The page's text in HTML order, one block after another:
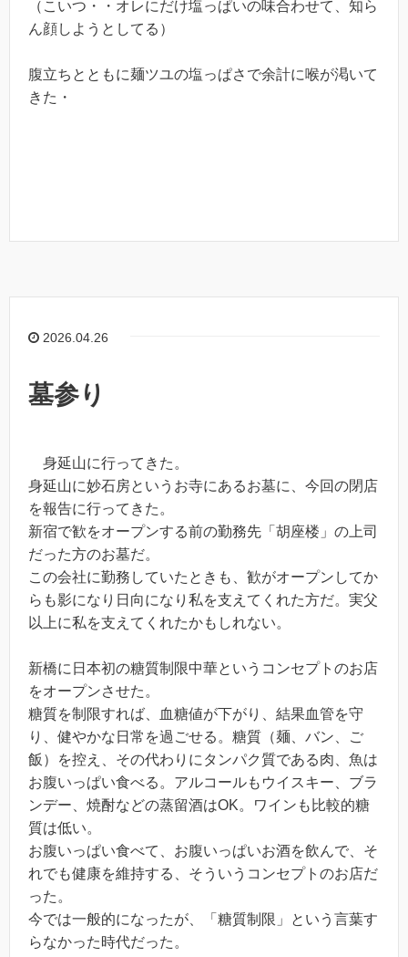
（こいつ・・オレにだけ塩っぱいの味合わせて、知ら
ん顔しようとしてる）
腹立ちとともに麺ツユの塩っぱさで余計に喉が渇いて
きた・
2026.04.26
墓参り
身延山に行ってきた。
身延山に妙石房というお寺にあるお墓に、今回の閉店
を報告に行ってきた。
新宿で歓をオープンする前の勤務先「胡座楼」の上司
だった方のお墓だ。
この会社に勤務していたときも、歓がオープンしてか
らも影になり日向になり私を支えてくれた方だ。実父
以上に私を支えてくれたかもしれない。
新橋に日本初の糖質制限中華というコンセプトのお店
をオープンさせた。
糖質を制限すれば、血糖値が下がり、結果血管を守
り、健やかな日常を過ごせる。糖質（麺、バン、ご
飯）を控え、その代わりにタンパク質である肉、魚は
お腹いっぱい食べる。アルコールもウイスキー、ブラ
ンデー、焼酎などの蒸留酒はOK。ワインも比較的糖
質は低い。
お腹いっぱい食べて、お腹いっぱいお酒を飲んで、そ
れでも健康を維持する、そういうコンセプトのお店だ
った。
今では一般的になったが、「糖質制限」という言葉す
らなかった時代だった。